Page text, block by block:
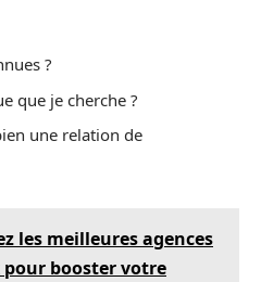
?
que je cherche ?
une relation de
les meilleures agences
booster votre